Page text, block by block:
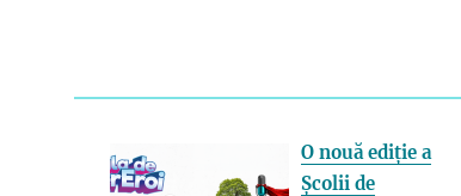
O nouă ediție a
Școlii de